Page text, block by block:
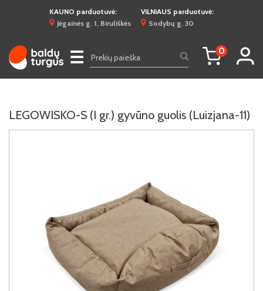
KAUNO parduotuvė:
Jėgainės g. 1, Biruliškės
VILNIAUS parduotuvė:
Sodybų g. 30
☰ 0
LEGOWISKO-S (I gr.) gyvūno guolis (Luizjana-11)